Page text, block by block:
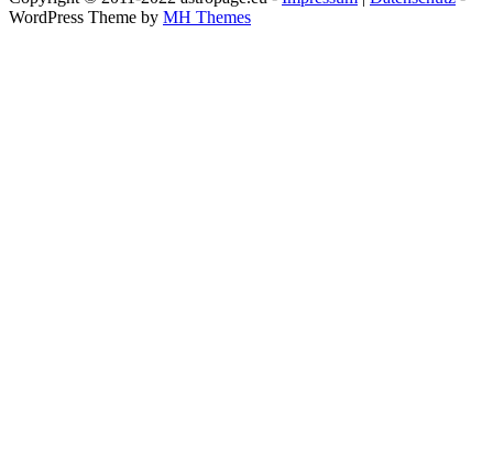
WordPress Theme by MH Themes